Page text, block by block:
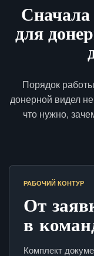
для
Порядок
донерной видел
что нужно,
РАБОЧИЙ КОНТУР
От
в
Комплект